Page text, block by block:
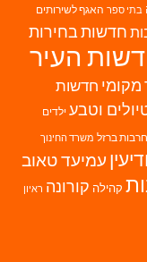
בתי ספר האגף לשירותים
חדשות בחירות
העיר
חדשות
וטבע ילדים
ברזל משרד החינוך
עמיעד טאוב
קהילה קורונה ראיון